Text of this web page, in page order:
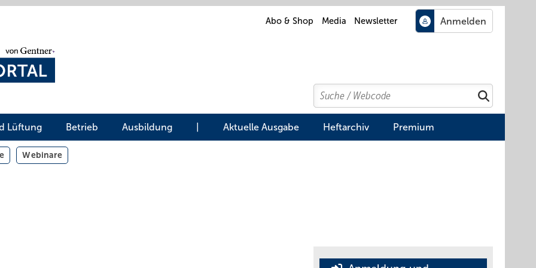
Abo & Shop Media Newsletter
Search
Suchen
Lüftung Betrieb Ausbildung Aktuelle Ausgabe Heftarchiv Premium
Webinare